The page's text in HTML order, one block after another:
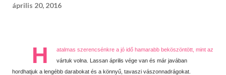
április 20, 2016
H
atalmas szerencsénkre a jó idő hamarabb beköszöntött, mint az
vártuk volna. Lassan április vége van és már javában
hordhatjuk a lengébb darabokat és a könnyű, tavaszi vászonnadrágokat.